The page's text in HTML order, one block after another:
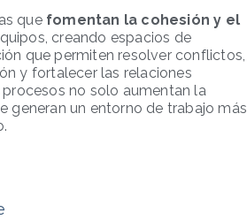
que fomentan la cohesión y el
creando espacios de
que permiten resolver conflictos,
y fortalecer las relaciones
no solo aumentan la
generan un entorno de trabajo más